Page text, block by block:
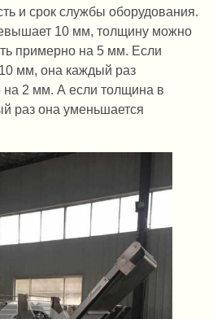
и срок службы оборудования.
10 мм, толщину можно
примерно на 5 мм. Если
мм, она каждый раз
2 мм. А если толщина в
раз она уменьшается